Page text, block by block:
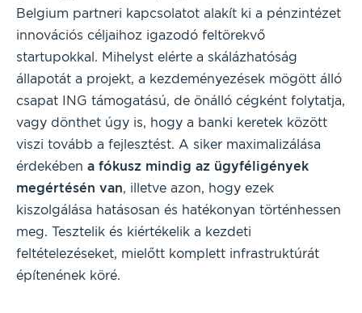
Belgium partneri kapcsolatot alakít ki a pénzintézet
innovációs céljaihoz igazodó feltörekvő
startupokkal. Mihelyst elérte a skálázhatóság
állapotát a projekt, a kezdeményezések mögött álló
csapat ING támogatású, de önálló cégként folytatja,
vagy dönthet úgy is, hogy a banki keretek között
viszi tovább a fejlesztést. A siker maximalizálása
érdekében a fókusz mindig az ügyféligények
megértésén van, illetve azon, hogy ezek
kiszolgálása hatásosan és hatékonyan történhessen
meg. Tesztelik és kiértékelik a kezdeti
feltételezéseket, mielőtt komplett infrastruktúrát
építenének köré.